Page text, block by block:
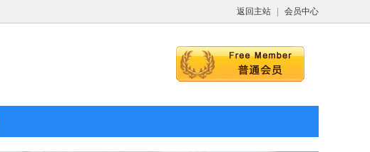
返回主站 会员中心